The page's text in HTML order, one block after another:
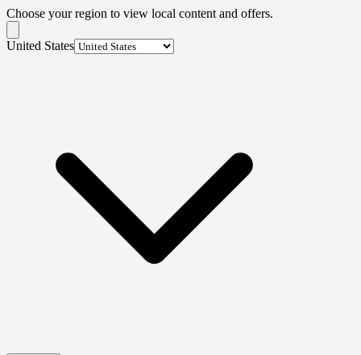
Choose your region to view local content and offers.
United States